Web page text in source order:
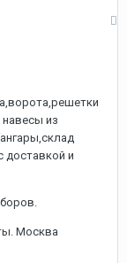
из
доставкой и
Москва